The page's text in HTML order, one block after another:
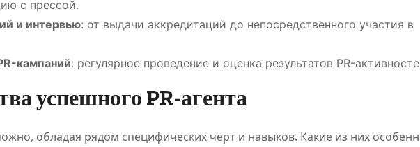
с прессой.
и интервью: от выдачи аккредитаций до непосредственного участия в
кампаний: регулярное проведение и оценка результатов PR-
успешного PR-агента
обладая рядом специфических черт и навыков. Какие из них
ПОЛЕЗНОЕ